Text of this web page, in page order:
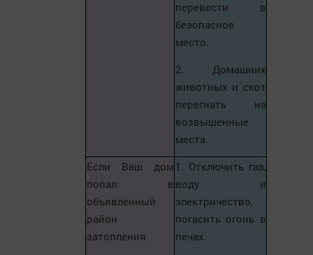
перевести в
безопасное
место.
2. Домашних
животных и скот
перегнать на
возвышенные
места.
Если Ваш дом
попал в
объявленный
район
затопления
1. Отключить газ,
воду и
электричество,
погасить огонь в
печах.